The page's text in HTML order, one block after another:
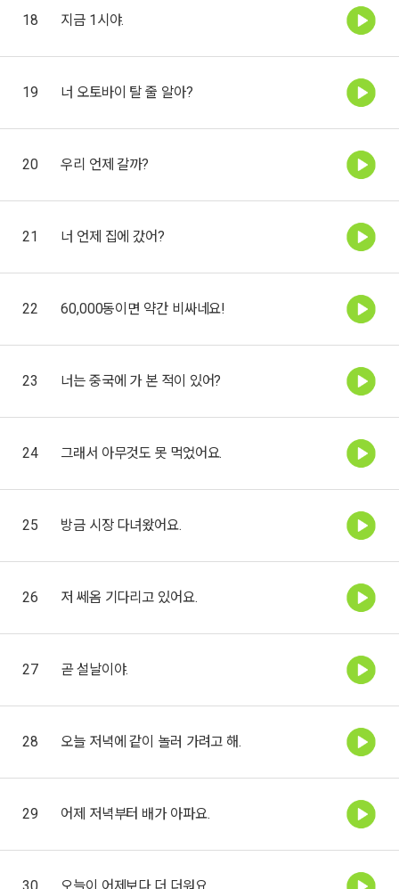
18 지금 1시야.
19 너 오토바이 탈 줄 알아?
20 우리 언제 갈까?
21 너 언제 집에 갔어?
22 60,000동이면 약간 비싸네요!
23 너는 중국에 가 본 적이 있어?
24 그래서 아무것도 못 먹었어요.
25 방금 시장 다녀왔어요.
26 저 쎄옴 기다리고 있어요.
27 곧 설날이야.
28 오늘 저녁에 같이 놀러 가려고 해.
29 어제 저녁부터 배가 아파요.
30 오늘이 어제보다 더 더워요.